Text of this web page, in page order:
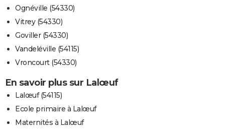
Ognéville (54330)
Vitrey (54330)
Goviller (54330)
Vandeléville (54115)
Vroncourt (54330)
En savoir plus sur Lalœuf
Lalœuf (54115)
Ecole primaire à Lalœuf
Maternités à Lalœuf